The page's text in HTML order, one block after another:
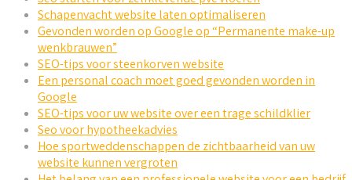
Schapenvacht website laten optimaliseren
Gevonden worden op Google op “Permanente make-up
wenkbrauwen”
SEO-tips voor steenkorven website
Een personal coach moet goed gevonden worden in
Google
SEO-tips voor uw website over een trage schildklier
Seo voor hypotheekadvies
Hoe sportweddenschappen de zichtbaarheid van uw
website kunnen vergroten